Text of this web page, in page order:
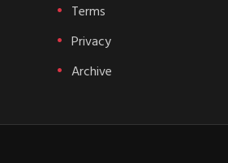
Terms
Privacy
Archive